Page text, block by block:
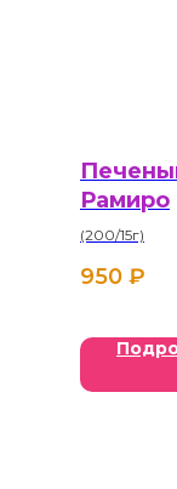
Рамиро
(200/15г)
950 ₽